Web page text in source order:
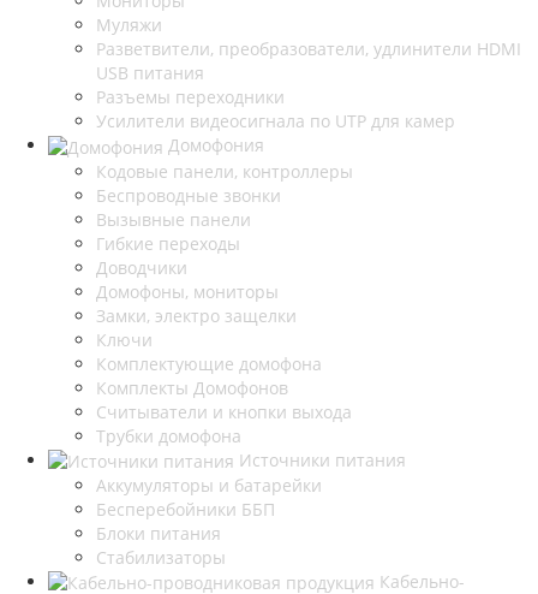
Муляжи
Разветвители, преобразователи, удлинители HDMI
USB питания
Разъемы переходники
Усилители видеосигнала по UTP для камер
Домофония
Кодовые панели, контроллеры
Беспроводные звонки
Вызывные панели
Гибкие переходы
Доводчики
Домофоны, мониторы
Замки, электро защелки
Ключи
Комплектующие домофона
Комплекты Домофонов
Считыватели и кнопки выхода
Трубки домофона
Источники питания
Аккумуляторы и батарейки
Бесперебойники ББП
Блоки питания
Стабилизаторы
Кабельно-